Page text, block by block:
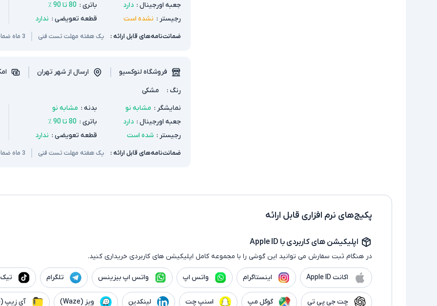
جعبه اورجینال : دارد باتری: 80 تا 90 ٪
رجیستر : نشده است قطعه تعویضی: ندارد
ضمانت‌نامه‌های قابل ارائه : یک هفته مهلت تست فنی 3 ماه ضمانت سخت افزار و باتری
فروشگاه لنوکسیو ارسال از شهر تهران
رنگ :
مشکی
نمایشگر : مشابه نو بدنه: مشابه نو
جعبه اورجینال : دارد باتری: 80 تا 90 ٪
رجیستر : شده است قطعه تعویضی: ندارد
ضمانت‌نامه‌های قابل ارائه : یک هفته مهلت تست فنی 3 ماه ضمانت سخت افزار و باتری
پکیج‌های نرم افزاری قابل ارائه
اپلیکیشن های کاربردی با Apple ID
در هنگام ثبت سفارش می توانید این گوشی را با مجموعه کامل اپلیکیشن های کاربردی خریداری کنید.
اکانت Apple ID اینستاگرام واتس اپ واتس اپ بیزینس تلگرام
چت جی پی تی گوگل مپ اسنپ چت لینکدین ویز (Waze) آی زیپ (iZip)